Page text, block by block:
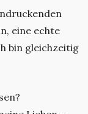
eine echte
bin gleichzeitig